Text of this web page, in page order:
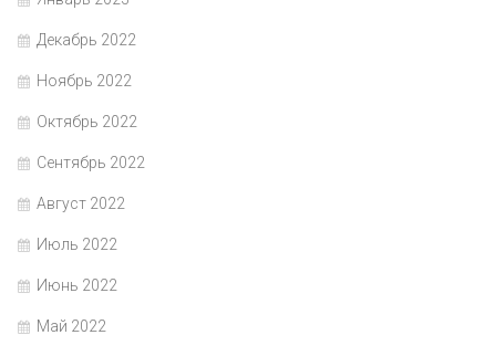
Декабрь 2022
Ноябрь 2022
Октябрь 2022
Сентябрь 2022
Август 2022
Июль 2022
Июнь 2022
Май 2022